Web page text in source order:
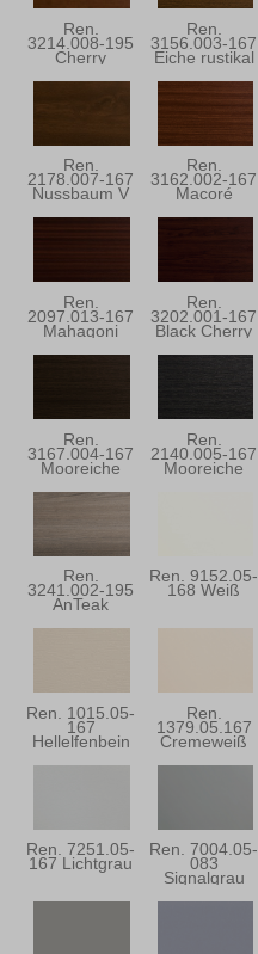
Ren.
3214.008-195
Cherry
Ren.
3156.003-167
Eiche rustikal
Ren.
2178.007-167
Nussbaum V
Ren.
3162.002-167
Macoré
Ren.
2097.013-167
Mahagoni
Ren.
3202.001-167
Black Cherry
Ren.
3167.004-167
Mooreiche
Ren.
2140.005-167
Mooreiche
Ren.
3241.002-195
AnTeak
Ren. 9152.05-
168 Weiß
Ren. 1015.05-
167
Hellelfenbein
Ren.
1379.05.167
Cremeweiß
Ren. 7251.05-
167 Lichtgrau
Ren. 7004.05-
083
Signalgrau